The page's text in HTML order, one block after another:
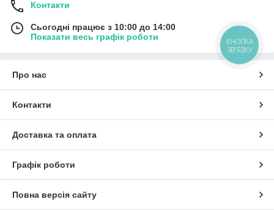
Контакти
Сьогодні працює з 10:00 до 14:00
Показати весь графік роботи
Про нас
Контакти
Доставка та оплата
Графік роботи
Повна версія сайту
КНОПКА
ЗВ'ЯЗКУ